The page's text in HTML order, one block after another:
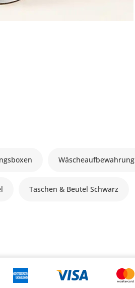
Wäscheaufbewahrung
Taschen & Beutel Schwarz